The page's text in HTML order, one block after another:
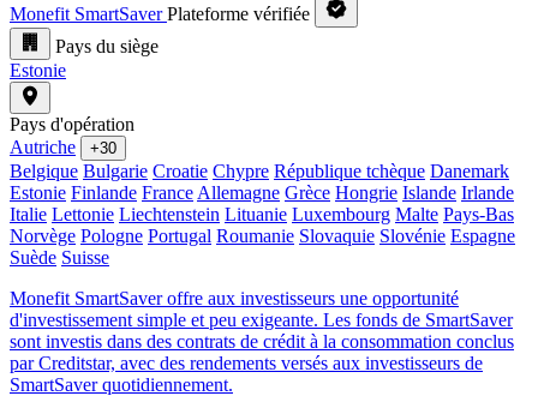
Monefit SmartSaver Plateforme vérifiée
Pays du siège
Estonie
Pays d'opération
Autriche
+30
Belgique Bulgarie Croatie Chypre République tchèque Danemark
Estonie Finlande France Allemagne Grèce Hongrie Islande Irlande
Italie Lettonie Liechtenstein Lituanie Luxembourg Malte Pays-Bas
Norvège Pologne Portugal Roumanie Slovaquie Slovénie Espagne
Suède Suisse
Monefit SmartSaver offre aux investisseurs une opportunité
d'investissement simple et peu exigeante. Les fonds de SmartSaver
sont investis dans des contrats de crédit à la consommation conclus
par Creditstar, avec des rendements versés aux investisseurs de
SmartSaver quotidiennement.